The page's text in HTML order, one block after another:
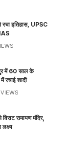
रचा इतिहास, UPSC
में 60 साल के
रचाई शादी
रामायण मंदिर,